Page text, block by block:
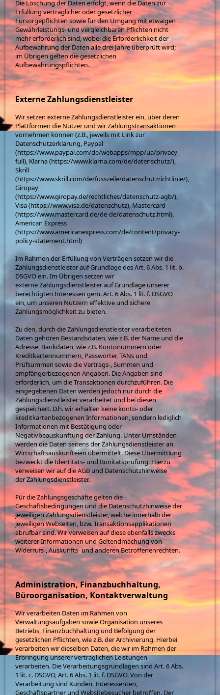
Die Löschung der Daten erfolgt, wenn die Daten zur
Erfüllung vertraglicher oder gesetzlicher
Fürsorgepflichten sowie für den Umgang mit etwaigen
Gewährleistungs- und vergleichbaren Pflichten nicht
mehr erforderlich sind, wobei die Erforderlichkeit der
Aufbewahrung der Daten alle drei Jahre überprüft wird;
im Übrigen gelten die gesetzlichen
Aufbewahrungspflichten.
Externe Zahlungsdienstleister
Wir setzen externe Zahlungsdienstleister ein, über deren
Plattformen die Nutzer und wir Zahlungstransaktionen
vornehmen können (z.B., jeweils mit Link zur
Datenschutzerklärung, Paypal
(https://www.paypal.com/de/webapps/mpp/ua/privacy-
full), Klarna (https://www.klarna.com/de/datenschutz/),
Skrill
(https://www.skrill.com/de/fusszeile/datenschutzrichtlinie/),
Giropay
(https://www.giropay.de/rechtliches/datenschutz-agb/),
Visa (https://www.visa.de/datenschutz), Mastercard
(https://www.mastercard.de/de-de/datenschutz.html),
American Express
(https://www.americanexpress.com/de/content/privacy-
policy-statement.html)
Im Rahmen der Erfüllung von Verträgen setzen wir die
Zahlungsdienstleister auf Grundlage des Art. 6 Abs. 1 lit. b.
DSGVO ein. Im Übrigen setzen wir
externe Zahlungsdienstleister auf Grundlage unserer
berechtigten Interessen gem. Art. 6 Abs. 1 lit. f. DSGVO
ein, um unseren Nutzern effektive und sichere
Zahlungsmöglichkeit zu bieten.
Zu den, durch die Zahlungsdienstleister verarbeiteten
Daten gehören Bestandsdaten, wie z.B. der Name und die
Adresse, Bankdaten, wie z.B. Kontonummern oder
Kreditkartennummern, Passwörter, TANs und
Prüfsummen sowie die Vertrags-, Summen und
empfängerbezogenen Angaben. Die Angaben sind
erforderlich, um die Transaktionen durchzuführen. Die
eingegebenen Daten werden jedoch nur durch die
Zahlungsdienstleister verarbeitet und bei diesen
gespeichert. D.h. wir erhalten keine konto- oder
kreditkartenbezogenen Informationen, sondern lediglich
Informationen mit Bestätigung oder
Negativbeauskunftung der Zahlung. Unter Umständen
werden die Daten seitens der Zahlungsdienstleister an
Wirtschaftsauskunfteien übermittelt. Diese Übermittlung
bezweckt die Identitäts- und Bonitätsprüfung. Hierzu
verweisen wir auf die AGB und Datenschutzhinweise
der Zahlungsdienstleister.
Für die Zahlungsgeschäfte gelten die
Geschäftsbedingungen und die Datenschutzhinweise der
jeweiligen Zahlungsdienstleister, welche innerhalb der
jeweiligen Webseiten, bzw. Transaktionsapplikationen
abrufbar sind. Wir verweisen auf diese ebenfalls zwecks
weiterer Informationen und Geltendmachung von
Widerrufs-, Auskunfts- und anderen Betroffenenrechten.
Administration, Finanzbuchhaltung,
Büroorganisation, Kontaktverwaltung
Wir verarbeiten Daten im Rahmen von
Verwaltungsaufgaben sowie Organisation unseres
Betriebs, Finanzbuchhaltung und Befolgung der
gesetzlichen Pflichten, wie z.B. der Archivierung. Hierbei
verarbeiten wir dieselben Daten, die wir im Rahmen der
Erbringung unserer vertraglichen Leistungen
verarbeiten. Die Verarbeitungsgrundlagen sind Art. 6 Abs.
1 lit. c. DSGVO, Art. 6 Abs. 1 lit. f. DSGVO. Von der
Verarbeitung sind Kunden, Interessenten,
Geschäftspartner und Websitebesucher betroffen. Der